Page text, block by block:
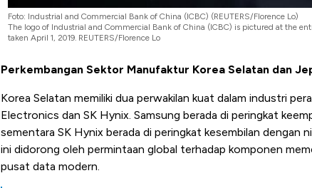
Foto: Industrial and Commercial Bank of China (ICBC) (REUTERS/Florence Lo)
The logo of Industrial and Commercial Bank of China (ICBC) is pictured at the
taken April 1, 2019. REUTERS/Florence Lo
Perkembangan Sektor Manufaktur Korea Selatan dan
Korea Selatan memiliki dua perwakilan kuat dalam industri
Electronics dan SK Hynix. Samsung berada di peringkat
sementara SK Hynix berada di peringkat kesembilan dengan
ini didorong oleh permintaan global terhadap komponen
pusat data modern.